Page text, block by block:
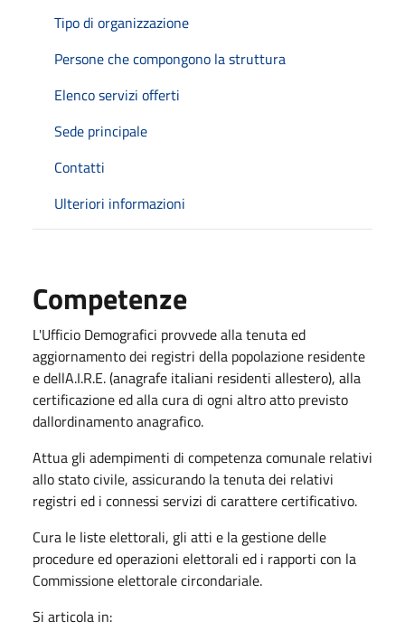
Tipo di organizzazione
Persone che compongono la struttura
Elenco servizi offerti
Sede principale
Contatti
Ulteriori informazioni
Competenze
L'Ufficio Demografici provvede alla tenuta ed
aggiornamento dei registri della popolazione residente
e dellA.I.R.E. (anagrafe italiani residenti allestero), alla
certificazione ed alla cura di ogni altro atto previsto
dallordinamento anagrafico.
Attua gli adempimenti di competenza comunale relativi
allo stato civile, assicurando la tenuta dei relativi
registri ed i connessi servizi di carattere certificativo.
Cura le liste elettorali, gli atti e la gestione delle
procedure ed operazioni elettorali ed i rapporti con la
Commissione elettorale circondariale.
Si articola in: